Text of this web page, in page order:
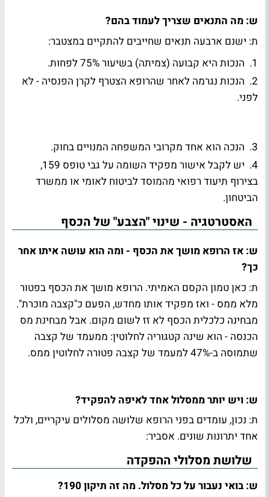
ש: מה התנאים שצריך לעמוד בהם?
ת: ישנם ארבעה תנאים שחייבים להתקיים במצטבר:
1. הנכות היא קבועה (צמיתה) בשיעור 75% לפחות.
2. הנכות נגרמה לאחר שהרופא הצטרף לקרן הפנסיה - לא
לפני.
3. הנכה הוא אחד מקרובי המשפחה המנויים בחוק.
4. יש לקבל אישור מפקיד השומה על גבי טופס 159,
בצירוף תיעוד רפואי מהמוסד לביטוח לאומי או ממשרד
הביטחון.
האסטרטגיה - שינוי "הצבע" של הכסף
ש: אז הרופא מושך את הכסף - ומה הוא עושה איתו אחר
כך?
ת: כאן טמון הקסם האמיתי. הרופא מושך את הכסף בפטור
מלא ממס - ואז מפקיד אותו מחדש, הפעם כ"קצבה מוכרת".
מבחינה כלכלית הכסף לא זז לשום מקום. אבל מבחינת מס
הכנסה - הוא שינה קטגוריה לחלוטין: ממעמד של קצבה
שתמוסה ב-47% למעמד של קצבה פטורה לחלוטין ממס.
ש: ויש יותר ממסלול אחד לאיפה להפקיד?
ת: נכון, עומדים בפני הרופא שלושה מסלולים עיקריים, ולכל
אחד יתרונות שונים. אסביר:
שלושת מסלולי ההפקדה
ש: בואי נעבור על כל מסלול. מה זה תיקון 190?